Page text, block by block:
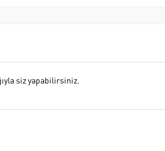
siz yapabilirsiniz.